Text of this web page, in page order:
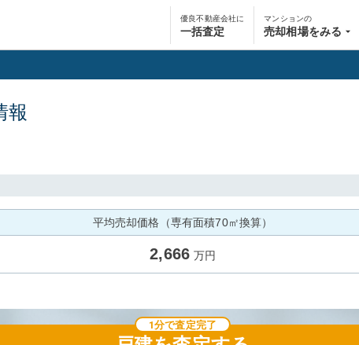
優良不動産会社に
一括査定
マンションの
売却相場をみる
報
平均売却価格（専有面積70㎡換算）
2,666 万円
1分で査定完了